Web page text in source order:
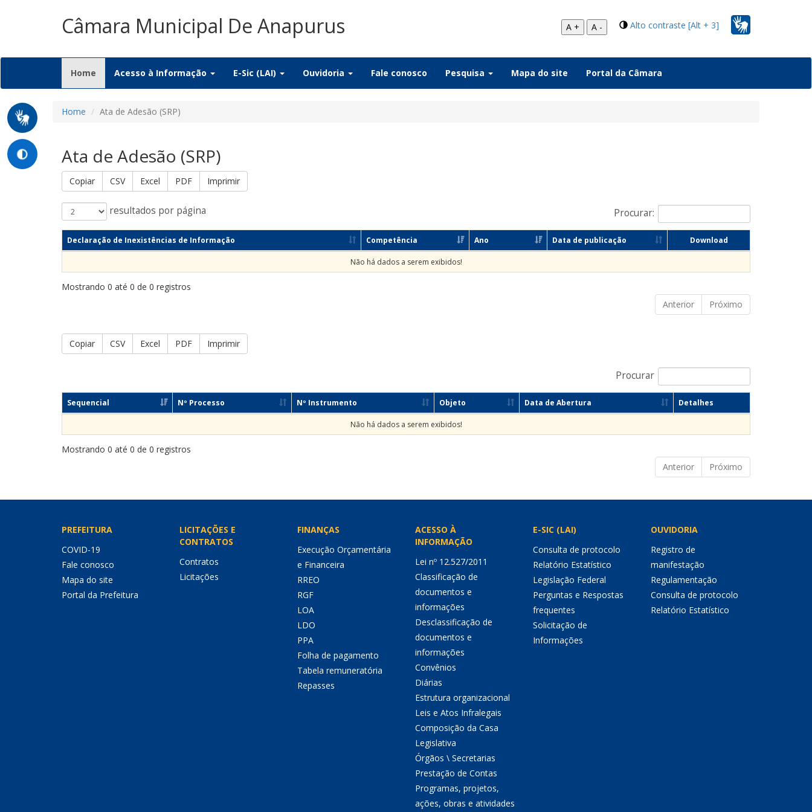
Câmara Municipal De Anapurus Alto contraste [Alt + 3]
A + A -
Home (current)
Acesso à Informação E-Sic (LAI) Ouvidoria Fale conosco Pesquisa Mapa do site Portal da Câmara
Home Ata de Adesão (SRP)
Ata de Adesão (SRP)
Copiar CSV Excel PDF Imprimir
resultados por página Procurar:
Declaração de Inexistências de Informação Competência Ano Data de publicação Download
Não há dados a serem exibidos!
Mostrando 0 até 0 de 0 registros
Anterior
Próximo
Copiar CSV Excel PDF Imprimir
Procurar
Sequencial Nº Processo Nº Instrumento Objeto Data de Abertura Detalhes
Não há dados a serem exibidos!
Mostrando 0 até 0 de 0 registros
Anterior
Próximo
PREFEITURA
COVID-19
Fale conosco
Mapa do site
Portal da Prefeitura
LICITAÇÕES E
CONTRATOS
Contratos
Licitações
FINANÇAS
Execução Orçamentária
e Financeira
RREO
RGF
LOA
LDO
PPA
Folha de pagamento
Tabela remuneratória
Repasses
ACESSO À
INFORMAÇÃO
Lei nº 12.527/2011
Classificação de
documentos e
informações
Desclassificação de
documentos e
informações
Convênios
Diárias
Estrutura organizacional
Leis e Atos Infralegais
Composição da Casa
Legislativa
Órgãos \ Secretarias
Prestação de Contas
Programas, projetos,
ações, obras e atividades
E-SIC (LAI)
Consulta de protocolo
Relatório Estatístico
Legislação Federal
Perguntas e Respostas
frequentes
Solicitação de
Informações
OUVIDORIA
Registro de
manifestação
Regulamentação
Consulta de protocolo
Relatório Estatístico